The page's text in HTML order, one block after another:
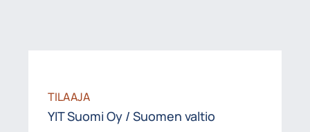
TILAAJA
YIT Suomi Oy / Suomen valtio